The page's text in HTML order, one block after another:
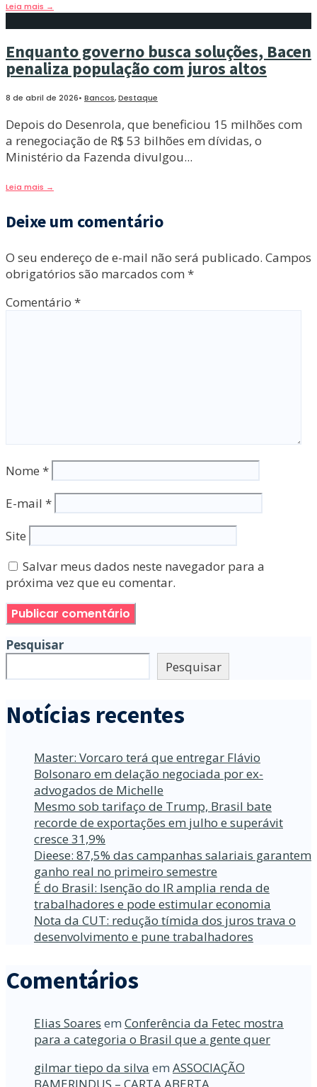
Leia mais →
Enquanto governo busca soluções, Bacen
penaliza população com juros altos
8 de abril de 2026• Bancos,Destaque
Depois do Desenrola, que beneficiou 15 milhões com
a renegociação de R$ 53 bilhões em dívidas, o
Ministério da Fazenda divulgou...
Leia mais →
Deixe um comentário
O seu endereço de e-mail não será publicado. Campos
obrigatórios são marcados com *
Comentário *
Nome *
E-mail *
Site
Salvar meus dados neste navegador para a
próxima vez que eu comentar.
Pesquisar
Pesquisar
Notícias recentes
Master: Vorcaro terá que entregar Flávio
Bolsonaro em delação negociada por ex-
advogados de Michelle
Mesmo sob tarifaço de Trump, Brasil bate
recorde de exportações em julho e superávit
cresce 31,9%
Dieese: 87,5% das campanhas salariais garantem
ganho real no primeiro semestre
É do Brasil: Isenção do IR amplia renda de
trabalhadores e pode estimular economia
Nota da CUT: redução tímida dos juros trava o
desenvolvimento e pune trabalhadores
Comentários
Elias Soares em Conferência da Fetec mostra
para a categoria o Brasil que a gente quer
gilmar tiepo da silva em ASSOCIAÇÃO
BAMERINDUS – CARTA ABERTA